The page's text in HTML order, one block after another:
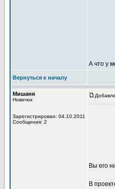
А что у
Вернуться к началу
Мишаня
Новичок
Зарегистрирован: 04.10.2011
Сообщения: 2
Вы его
В